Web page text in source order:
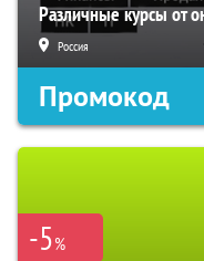
Различные курсы от
Россия
Промокод
-5%